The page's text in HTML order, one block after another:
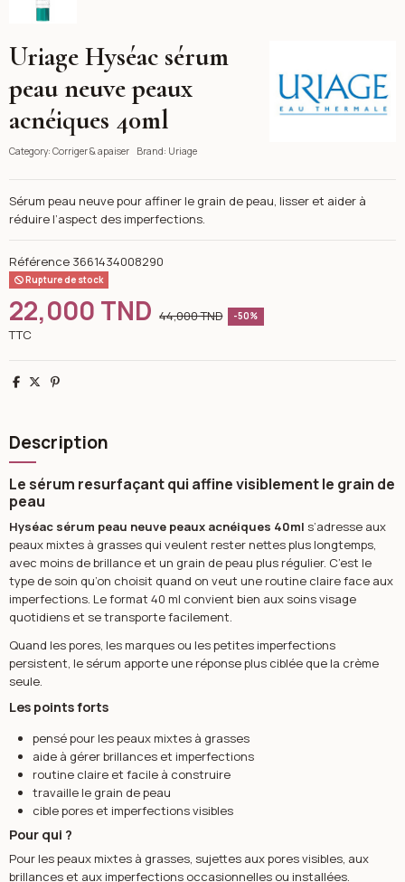
Uriage Hyséac sérum
peau neuve peaux
acnéiques 40ml
Category: Corriger & apaiser Brand: Uriage
Sérum peau neuve pour affiner le grain de peau, lisser et aider à
réduire l’aspect des imperfections.
Référence 3661434008290
Rupture de stock
22,000 TND 44,000 TND -50%
TTC
Partager
TweetPinterest
Description
Le sérum resurfaçant qui affine visiblement le grain de
peau
Hyséac sérum peau neuve peaux acnéiques 40ml s’adresse aux
peaux mixtes à grasses qui veulent rester nettes plus longtemps,
avec moins de brillance et un grain de peau plus régulier. C’est le
type de soin qu’on choisit quand on veut une routine claire face aux
imperfections. Le format 40 ml convient bien aux soins visage
quotidiens et se transporte facilement.
Quand les pores, les marques ou les petites imperfections
persistent, le sérum apporte une réponse plus ciblée que la crème
seule.
Les points forts
pensé pour les peaux mixtes à grasses
aide à gérer brillances et imperfections
routine claire et facile à construire
travaille le grain de peau
cible pores et imperfections visibles
Pour qui ?
Pour les peaux mixtes à grasses, sujettes aux pores visibles, aux
brillances et aux imperfections occasionnelles ou installées.